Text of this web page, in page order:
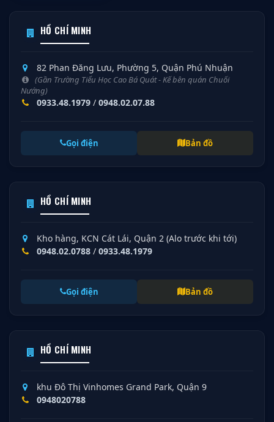
HỒ CHÍ MINH
82 Phan Đăng Lưu, Phường 5, Quận Phú Nhuận
(Gần Trường Tiểu Học Cao Bá Quát - Kế bên quán Chuối
Nướng)
0933.48.1979 / 0948.02.07.88
Gọi điện Bản đồ
HỒ CHÍ MINH
Kho hàng, KCN Cát Lái, Quận 2 (Alo trước khi tới)
0948.02.0788 / 0933.48.1979
Gọi điện Bản đồ
HỒ CHÍ MINH
khu Đô Thị Vinhomes Grand Park, Quận 9
0948020788